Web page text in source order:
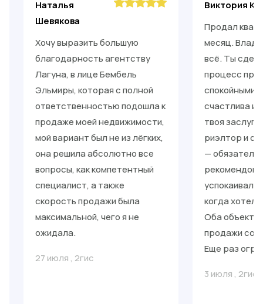
Наталья
Шевякова
Хочу выразить большую
благодарность агентству
Лагуна, в лице Бембель
Эльмиры, которая с полной
ответственностью подошла к
продаже моей недвижимости,
мой вариант был не из лёгких,
она решила абсолютно все
вопросы, как компетентный
специалист, а также
скорость продажи была
максимальной, чего я не
ожидала.
27 июля , 2гис
Виктория
Продал
месяц.
всё. Ты
процесс
спокойными.
счастлива и
твоя
риэлтор и
—
успокаивал,
когда
Оба объекта
продажи со
Еще раз
3 июля , 2гис